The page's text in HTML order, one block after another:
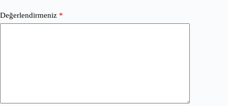
Değerlendirmeniz *